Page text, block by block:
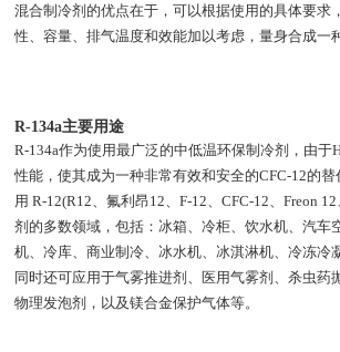
混合制冷剂的优点在于，可以根据使用的具体要求
性、容量、排气温度和效能加以考虑，量身合成一
R-134a主要用途
R-134a作为使用最广泛的中低温环保制冷剂，由于
性能，使其成为一种非常有效和安全的CFC-12的
用 R-12(R12、氟利昂12、F-12、CFC-12、Freon
剂的多数领域，包括：冰箱、冷柜、饮水机、汽车
机、冷库、商业制冷、冰水机、冰淇淋机、冷冻冷
同时还可应用于气雾推进剂、医用气雾剂、杀虫药
物理发泡剂，以及镁合金保护气体等。